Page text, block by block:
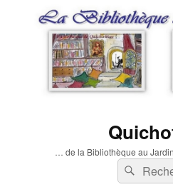
… de la Bibliothèque au